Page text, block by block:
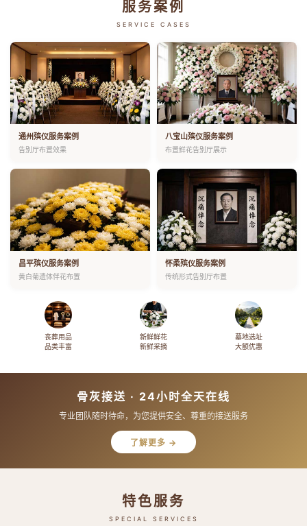
服务案例
SERVICE CASES
通州殡仪服务案例
告别厅布置效果
八宝山殡仪服务案例
布置鲜花告别厅展示
昌平殡仪服务案例
黄白菊遗体伴花布置
怀柔殡仪服务案例
传统形式告别厅布置
丧葬用品
品类丰富
新鲜鲜花
新鲜采摘
墓地选址
大额优惠
骨灰接送 · 24小时全天在线
专业团队随时待命，为您提供安全、尊重的接送服务
了解更多 →
特色服务
SPECIAL SERVICES